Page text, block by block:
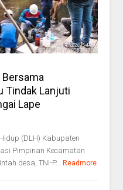
Bersama
Tindak Lanjuti
Lape
(DLH) Kabupaten
Pimpinan Kecamatan
desa, TNI-P... Readmore